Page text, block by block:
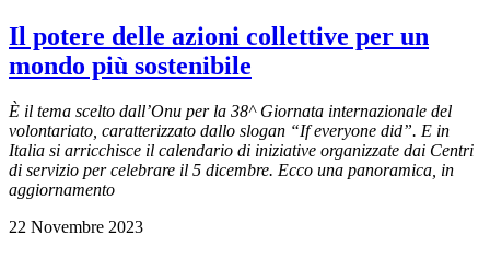
Il potere delle azioni collettive per un
mondo più sostenibile
È il tema scelto dall’Onu per la 38^ Giornata internazionale del
volontariato, caratterizzato dallo slogan “If everyone did”. E in
Italia si arricchisce il calendario di iniziative organizzate dai Centri
di servizio per celebrare il 5 dicembre. Ecco una panoramica, in
aggiornamento
22 Novembre 2023